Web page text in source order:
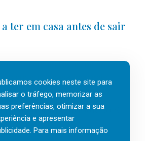
ter em casa antes de sair
também as férias, os fins-de-
em que a casa fica mais
Global Outlook 2026
cookies neste site para
o tráfego, memorizar as
preferências, otimizar a sua
e apresentar
Para mais informação